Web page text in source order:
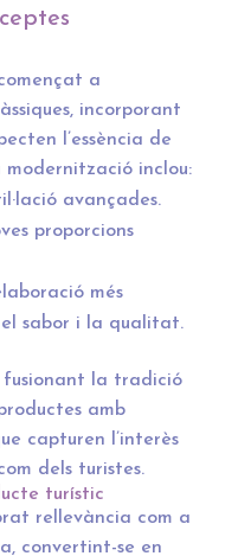
a
incorporant
l’essència de
modernització inclou:
avançades.
proporcions
més
sabor i la qualitat.
fusionant la tradició
amb
capturen l’interès
dels turistes.
turístic
rellevància com a
convertint-se en